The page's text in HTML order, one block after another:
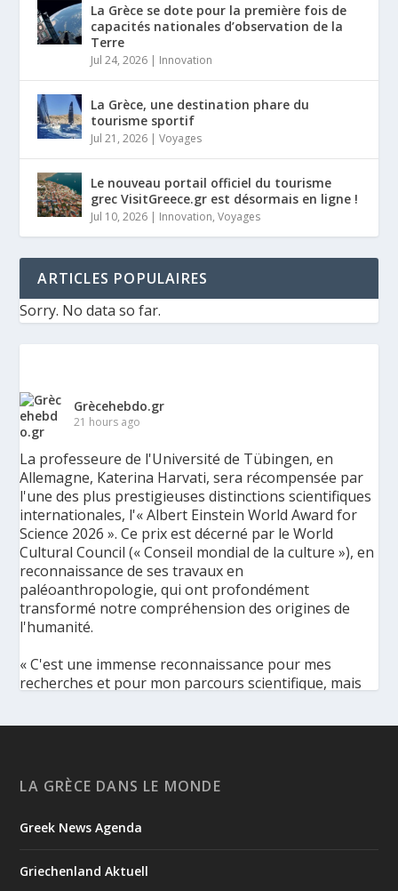
La Grèce se dote pour la première fois de
capacités nationales d’observation de la
Terre
Jul 24, 2026 | Innovation
La Grèce, une destination phare du
tourisme sportif
Jul 21, 2026 |Voyages
Le nouveau portail officiel du tourisme
grec VisitGreece.gr est désormais en ligne !
Jul 10, 2026 | Innovation,Voyages
ARTICLES POPULAIRES
Sorry. No data so far.
Grècehebdo.gr
21 hours ago
La professeure de l'Université de Tübingen, en
Allemagne, Katerina Harvati, sera récompensée par
l'une des plus prestigieuses distinctions scientifiques
internationales, l'« Albert Einstein World Award for
Science 2026 ». Ce prix est décerné par le World
Cultural Council (« Conseil mondial de la culture »), en
reconnaissance de ses travaux en
paléoanthropologie, qui ont profondément
transformé notre compréhension des origines de
l'humanité.
« C'est une immense reconnaissance pour mes
recherches et pour mon parcours scientifique, mais
paléoanthropologie, une discipline qui apporte des
réponses à des questions fondamentales pour toute
nous arrivés jusqu'ici et ce que l'avenir pourrait nous
LA GRÈCE DANS LE MONDE
Greek News Agenda
Griechenland Aktuell